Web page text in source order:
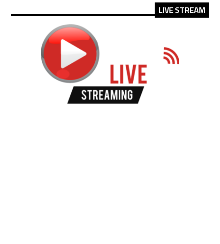
LIVE STREAM